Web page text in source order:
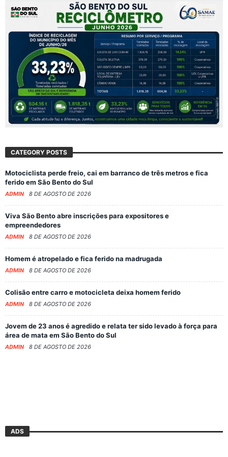
CATEGORY POSTS
Motociclista perde freio, cai em barranco de três metros e fica
ferido em São Bento do Sul
ADMIN 8 DE AGOSTO DE 2026
Viva São Bento abre inscrições para expositores e
empreendedores
ADMIN 8 DE AGOSTO DE 2026
Homem é atropelado e fica ferido na madrugada
ADMIN 8 DE AGOSTO DE 2026
Colisão entre carro e motocicleta deixa homem ferido
ADMIN 8 DE AGOSTO DE 2026
Jovem de 23 anos é agredido e relata ter sido levado à força para
área de mata em São Bento do Sul
ADMIN 8 DE AGOSTO DE 2026
ADS